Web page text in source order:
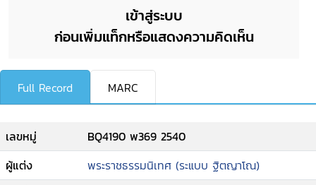
เข้าสู่ระบบ
ก่อนเพิ่มแท็กหรือแสดงความคิดเห็น
Full Record MARC
เลขหมู่
BQ4190 พ369 2540
ผู้แต่ง
พระราชธรรมนิเทศ (ระแบบ ฐิตญาโณ)